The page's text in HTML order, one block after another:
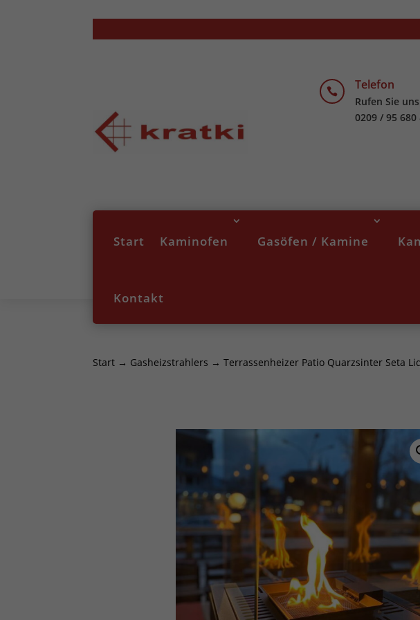
 Telefon
Rufen Sie
0209 / 95 680
Start Kaminofen Gasöfen / Kamine
Kontakt
Start → Gasheizstrahlers → Terrassenheizer Patio Quarzsinter Seta